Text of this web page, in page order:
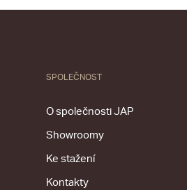
SPOLEČNOST
O společnosti JAP
Showroomy
Ke stažení
Kontakty